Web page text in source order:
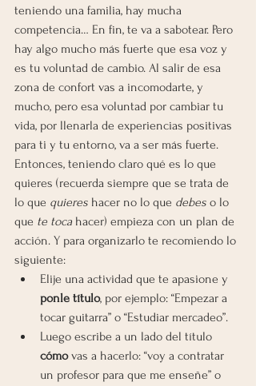
teniendo una familia, hay mucha
competencia… En fin, te va a sabotear. Pero
hay algo mucho más fuerte que esa voz y
es tu voluntad de cambio. Al salir de esa
zona de confort vas a incomodarte, y
mucho, pero esa voluntad por cambiar tu
vida, por llenarla de experiencias positivas
para ti y tu entorno, va a ser más fuerte.
Entonces, teniendo claro qué es lo que
quieres (recuerda siempre que se trata de
lo que quieres hacer no lo que debes o lo
que te toca hacer) empieza con un plan de
acción. Y para organizarlo te recomiendo lo
siguiente:
Elije una actividad que te apasione y
ponle título, por ejemplo: “Empezar a
tocar guitarra” o “Estudiar mercadeo”.
Luego escribe a un lado del título
cómo vas a hacerlo: “voy a contratar
un profesor para que me enseñe” o